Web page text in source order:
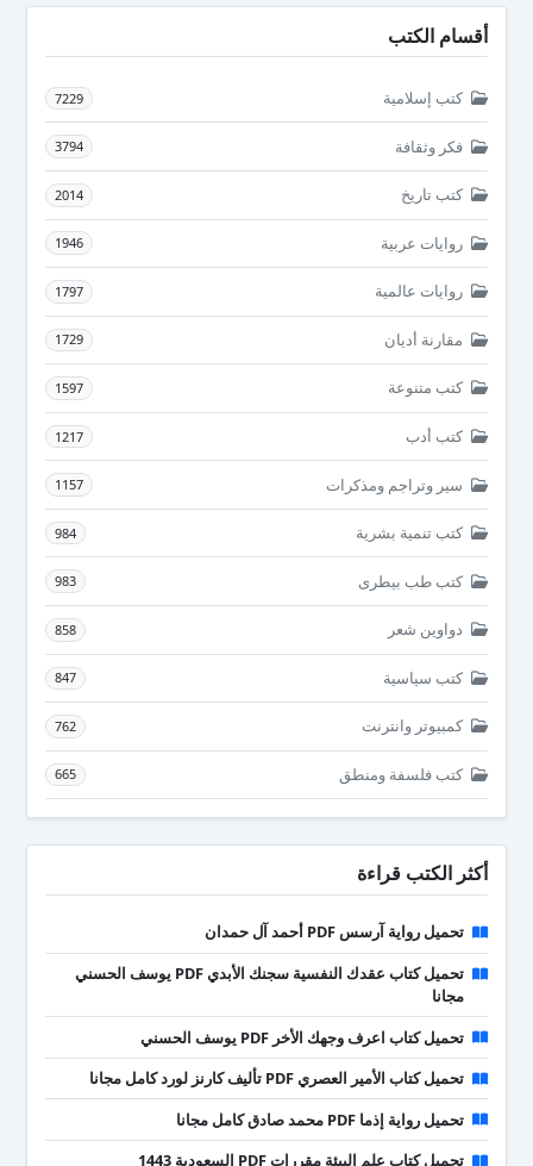
أقسام الكتب
كتب إسلامية 7229
فكر وثقافة 3794
كتب تاريخ 2014
روايات عربية 1946
روايات عالمية 1797
مقارنة أديان 1729
كتب متنوعة 1597
كتب أدب 1217
سير وتراجم ومذكرات 1157
كتب تنمية بشرية 984
كتب طب بيطرى 983
دواوين شعر 858
كتب سياسية 847
كمبيوتر وانترنت 762
كتب فلسفة ومنطق 665
أكثر الكتب قراءة
تحميل رواية آرسس PDF أحمد آل حمدان
تحميل كتاب عقدك النفسية سجنك الأبدي PDF يوسف الحسني
مجانا
تحميل كتاب اعرف وجهك الأخر PDF يوسف الحسني
تحميل كتاب الأمير العصري PDF تأليف كارنز لورد كامل مجانا
تحميل رواية إذما PDF محمد صادق كامل مجانا
تحميل كتاب علم البيئة مقررات PDF السعودية 1443